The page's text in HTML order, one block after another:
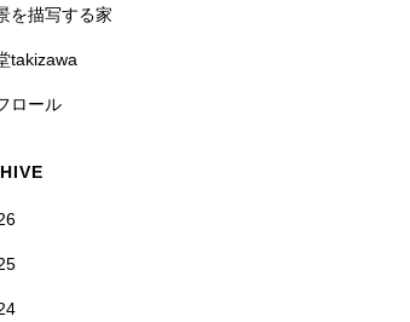
を描写する家
takizawa
ロール